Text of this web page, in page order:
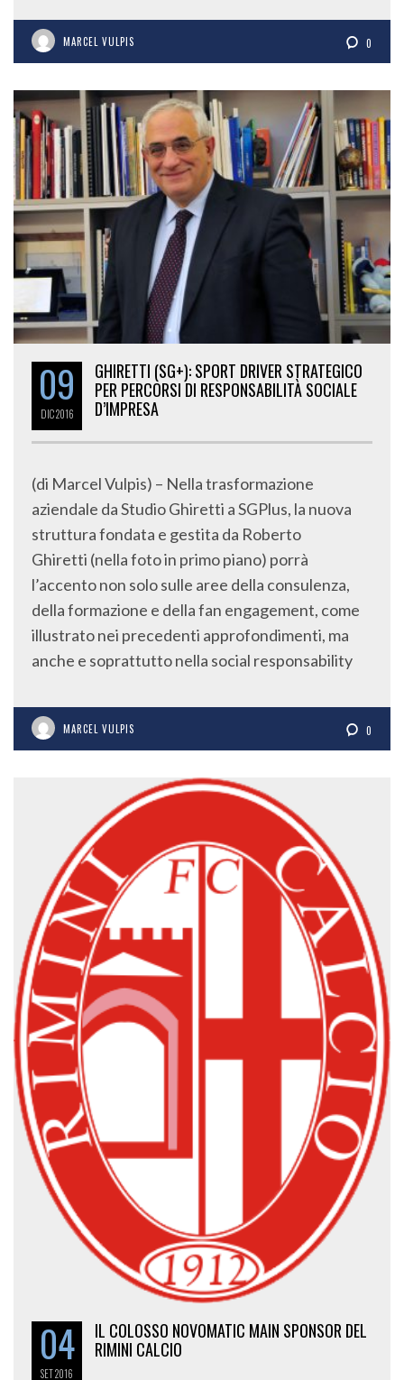
09
DIC2016
GHIRETTI (SG+): SPORT DRIVER STRATEGICO
PER PERCORSI DI RESPONSABILITÀ SOCIALE
D’IMPRESA
(di Marcel Vulpis) – Nella trasformazione
aziendale da Studio Ghiretti a SGPlus, la nuova
struttura fondata e gestita da Roberto
Ghiretti (nella foto in primo piano) porrà
l’accento non solo sulle aree della consulenza,
della formazione e della fan engagement, come
illustrato nei precedenti approfondimenti, ma
anche e soprattutto nella social responsability
04
IL COLOSSO NOVOMATIC MAIN SPONSOR DEL